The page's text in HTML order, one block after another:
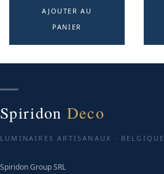
AJOUTER AU
PANIER
Spiridon Deco
LUMINAIRES ARTISANAUX · BELGIQUE
Spiridon Group SRL